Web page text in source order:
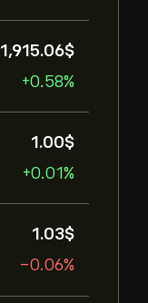
1,915.06‎$‎
+0.58%
1.00‎$‎
+0.01%
1.03‎$‎
-0.06%